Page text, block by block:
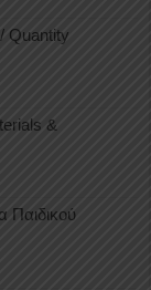
Quantity
&
Παιδικού